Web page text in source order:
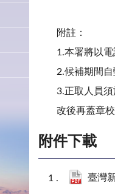
附註：
1.本署將以
2.候補期間自
3.正取人員
改後再蓋章
附件下載
臺灣